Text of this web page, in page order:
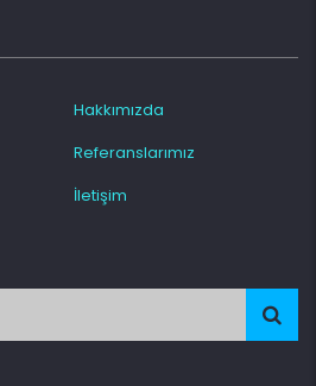
Hakkımızda
Referanslarımız
İletişim